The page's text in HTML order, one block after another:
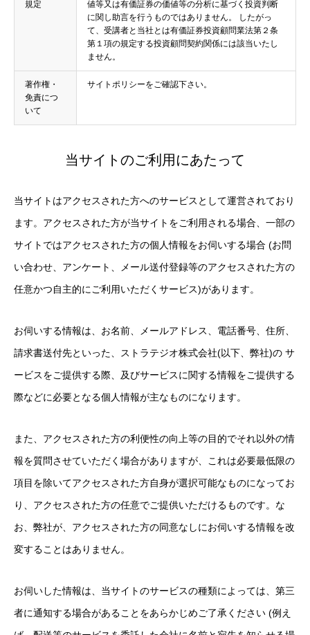
規定
値等又は有価証券の価値等の分析に基づく投資判断
に関し助言を行うものではありません。 したがっ
て、受講者と当社とは有価証券投資顧問業法第２条
第１項の規定する投資顧問契約関係には該当いたし
ません。
著作権・
免責につ
いて
サイトポリシーをご確認下さい。
当サイトのご利用にあたって
当サイトはアクセスされた方へのサービスとして運営されており
ます。アクセスされた方が当サイトをご利用される場合、一部の
サイトではアクセスされた方の個人情報をお伺いする場合 (お問
い合わせ、アンケート、メール送付登録等のアクセスされた方の
任意かつ自主的にご利用いただくサービス)があります。
お伺いする情報は、お名前、メールアドレス、電話番号、住所、
請求書送付先といった、ストラテジオ株式会社(以下、弊社)の サ
ービスをご提供する際、及びサービスに関する情報をご提供する
際などに必要となる個人情報が主なものになります。
また、アクセスされた方の利便性の向上等の目的でそれ以外の情
報を質問させていただく場合がありますが、これは必要最低限の
項目を除いてアクセスされた方自身が選択可能なものになってお
り、アクセスされた方の任意でご提供いただけるものです。な
お、弊社が、アクセスされた方の同意なしにお伺いする情報を改
変することはありません。
お伺いした情報は、当サイトのサービスの種類によっては、第三
者に通知する場合があることをあらかじめご了承ください (例え